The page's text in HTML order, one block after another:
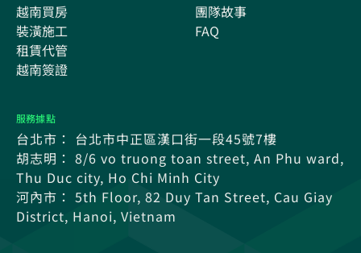
越南買房
裝潢施工
租賃代管
越南簽證
團隊故事
FAQ
服務據點
台北市： 台北市中正區漢口街一段45號7樓
胡志明： 8/6 vo truong toan street, An Phu ward,
Thu Duc city, Ho Chi Minh City
河內市： 5th Floor, 82 Duy Tan Street, Cau Giay
District, Hanoi, Vietnam